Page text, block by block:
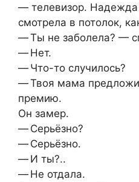
— телевизор.
смотрела в потолок,
— Ты не заболела? —
— Нет.
— Что-то случилось?
— Твоя мама
премию.
Он замер.
— Серьёзно?
— Серьёзно.
— И ты?..
— Не отдала.